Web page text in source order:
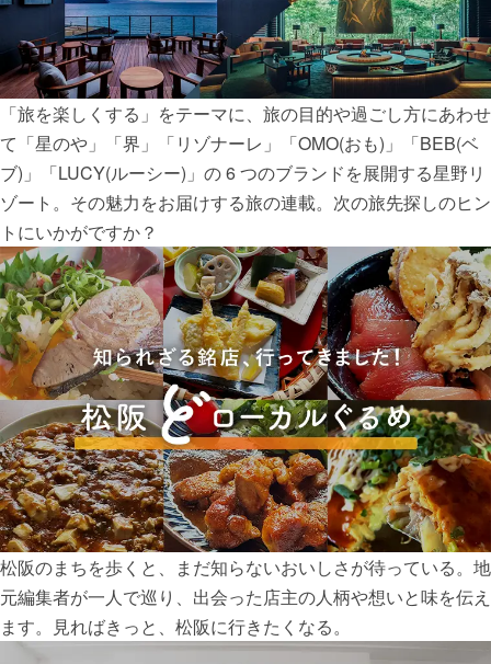
「旅を楽しくする」をテーマに、旅の目的や過ごし方にあわせ
て「星のや」「界」「リゾナーレ」「OMO(おも)」「BEB(ベ
ブ)」「LUCY(ルーシー)」の 6 つのブランドを展開する星野リ
ゾート。その魅力をお届けする旅の連載。次の旅先探しのヒン
トにいかがですか？
松阪のまちを歩くと、まだ知らないおいしさが待っている。地
元編集者が一人で巡り、出会った店主の人柄や想いと味を伝え
ます。見ればきっと、松阪に行きたくなる。